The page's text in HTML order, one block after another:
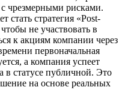
чрезмерными рисками.
стать стратегия «Post-
не участвовать в
к акциям компании через
первоначальная
а компания успеет
в статусе публичной. Это
на основе реальных